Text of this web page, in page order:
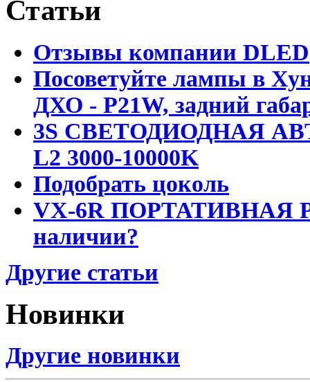
Статьи
Отзывы компании DLED
Посоветуйте лампы в
ДХО - P21W, задний
3S СВЕТОДИОДНАЯ
L2 3000-10000K
Подобрать цоколь
VX-6R ПОРТАТИВНАЯ
наличии?
Другие статьи
Новинки
Другие новинки